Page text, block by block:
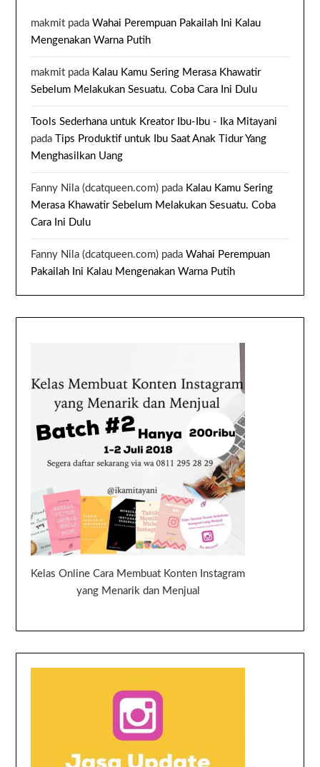
makmit padaWahai Perempuan Pakailah Ini Kalau
Mengenakan Warna Putih
makmit pada Kalau Kamu Sering Merasa Khawatir
Sebelum Melakukan Sesuatu. Coba Cara Ini Dulu
Tools Sederhana untuk Kreator Ibu-Ibu - Ika Mitayani
pada
Tips Produktif untuk Ibu Saat Anak Tidur Yang
Menghasilkan Uang
Fanny Nila (dcatqueen.com) pada Kalau Kamu Sering
Merasa Khawatir Sebelum Melakukan Sesuatu. Coba
Cara Ini Dulu
Fanny Nila (dcatqueen.com) padaWahai Perempuan
Pakailah Ini Kalau Mengenakan Warna Putih
Kelas Online Cara Membuat Konten Instagram
yang Menarik dan Menjual